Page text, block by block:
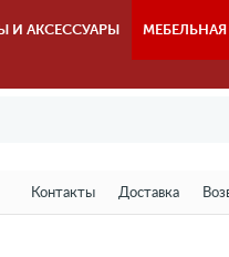
И АКСЕССУАРЫ
Контакты Доставка